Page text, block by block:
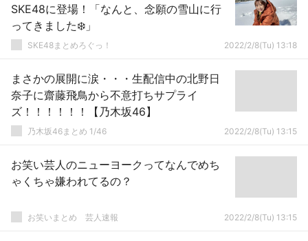
SKE48に登場！「なんと、念願の雪山に行
ってきました❄️」
SKE48まとめろぐっ！ 2022/2/8(Tu) 13:18
まさかの展開に涙・・・生配信中の北野日
奈子に齋藤飛鳥から不意打ちサプライ
ズ！！！！！！【乃木坂46】
乃木坂46まとめ 1/46 2022/2/8(Tu) 13:15
お笑い芸人のニューヨークってなんでめち
ゃくちゃ嫌われてるの？
お笑いまとめ 芸人速報 2022/2/8(Tu) 13:15